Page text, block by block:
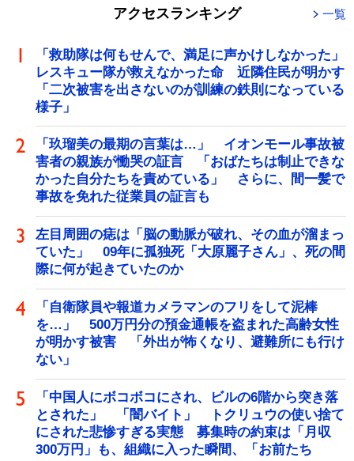
アクセスランキング 一覧
「救助隊は何もせんで、満足に声かけしなかった」
レスキュー隊が救えなかった命 近隣住民が明かす
「二次被害を出さないのが訓練の鉄則になっている
様子」
「玖瑠美の最期の言葉は…」 イオンモール事故被
害者の親族が慟哭の証言 「おばたちは制止できな
かった自分たちを責めている」 さらに、間一髪で
事故を免れた従業員の証言も
左目周囲の痣は「脳の動脈が破れ、その血が溜まっ
ていた」 09年に孤独死「大原麗子さん」、死の間
際に何が起きていたのか
「自衛隊員や報道カメラマンのフリをして泥棒
を…」 500万円分の預金通帳を盗まれた高齢女性
が明かす被害 「外出が怖くなり、避難所にも行け
ない」
「中国人にボコボコにされ、ビルの6階から突き落
とされた」 「闇バイト」 トクリュウの使い捨て
にされた悲惨すぎる実態 募集時の約束は「月収
300万円」も、組織に入った瞬間、「お前たち